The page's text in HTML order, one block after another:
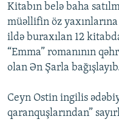
Kitabın belə baha
müəllifin öz
ildə buraxılan 12
“Emma” romanının
olan Ən Şarla
Ceyn Ostin ingilis
qaranquşlarından”